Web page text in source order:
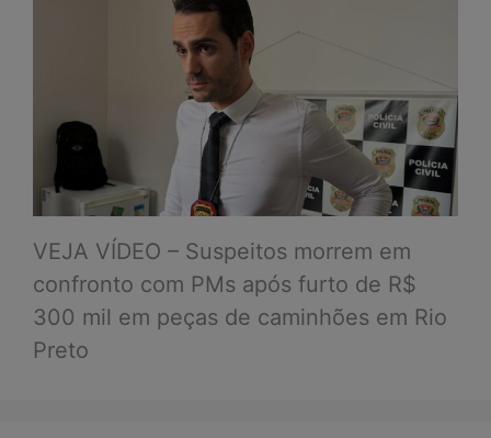
VEJA VÍDEO – Suspeitos morrem em
confronto com PMs após furto de R$
300 mil em peças de caminhões em Rio
Preto